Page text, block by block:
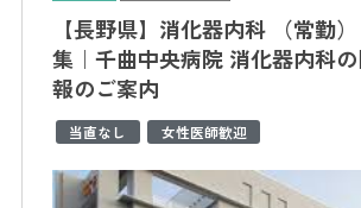
【長野県】消化器内科 （常勤
集｜千曲中央病院 消化器内科
報のご案内
当直なし 女性医師歓迎